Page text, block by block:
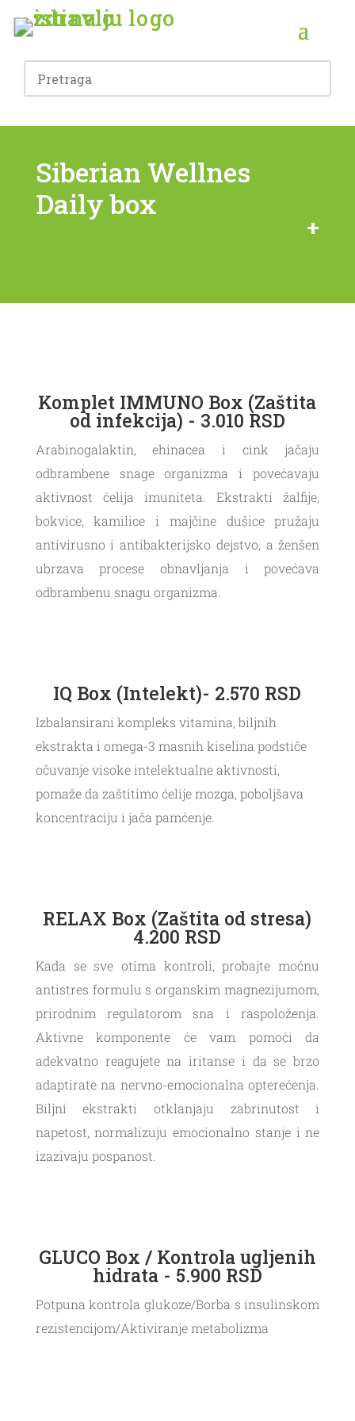
Siberian Wellnes
Daily box
Komplet IMMUNO Box (Zaštita
od infekcija) - 3.010 RSD
Arabinogalaktin, ehinacea i cink jačaju
odbrambene snage organizma i povećavaju
aktivnost ćelija imuniteta. Ekstrakti žalfije,
bokvice, kamilice i majčine dušice pružaju
antivirusno i antibakterijsko dejstvo, a ženšen
ubrzava procese obnavljanja i povećava
odbrambenu snagu organizma.
IQ Box (Intelekt)- 2.570 RSD
Izbalansirani kompleks vitamina, biljnih
ekstrakta i omega-3 masnih kiselina podstiče
očuvanje visoke intelektualne aktivnosti,
pomaže da zaštitimo ćelije mozga, poboljšava
koncentraciju i jača pamćenje.
RELAX Box (Zaštita od stresa)
4.200 RSD
Kada se sve otima kontroli, probajte moćnu
antistres formulu s organskim magnezijumom,
prirodnim regulatorom sna i raspoloženja.
Aktivne komponente će vam pomoći da
adekvatno reagujete na iritanse i da se brzo
adaptirate na nervno-emocionalna opterećenja.
Biljni ekstrakti otklanjaju zabrinutost i
napetost, normalizuju emocionalno stanje i ne
izazivaju pospanost.
GLUCO Box / Kontrola ugljenih
hidrata - 5.900 RSD
Potpuna kontrola glukoze/Borba s insulinskom
rezistencijom/Aktiviranje metabolizma